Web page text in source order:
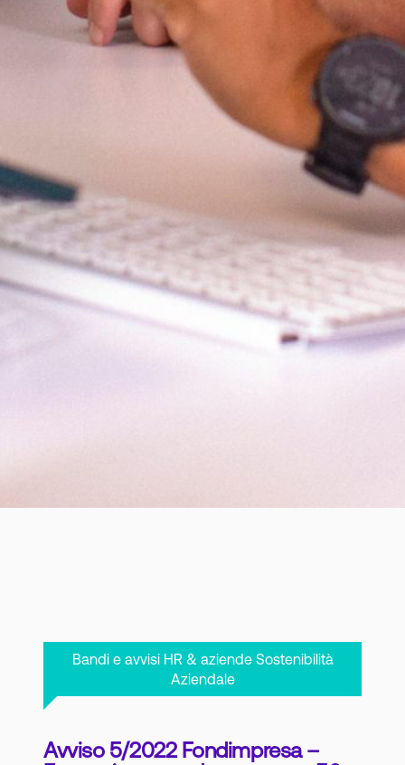
Bandi e avvisi HR & aziende Sostenibilità
Aziendale
Avviso 5/2022 Fondimpresa –